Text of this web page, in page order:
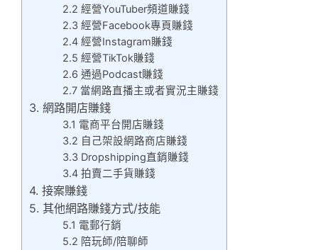
2.2 經營YouTuber頻道賺錢
2.3 經營Facebook專頁賺錢
2.4 經營Instagram賺錢
2.5 經營TikTok賺錢
2.6 通過Podcast賺錢
2.7 當網路直播主或者實況主賺錢
3. 網路開店賺錢
3.1 電商平台開店賺錢
3.2 自己架設網路商店賺錢
3.3 Dropshipping直銷賺錢
3.4 拍賣二手貨賺錢
4. 接案賺錢
5. 其他網路賺錢方式/技能
5.1 電郵行銷
5.2 陪玩師/陪聊師